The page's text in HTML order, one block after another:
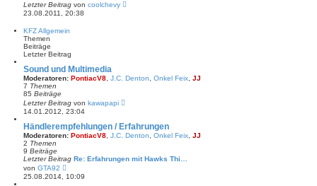
e
i
r
Letzter Beitrag von coolchevy
i
23.08.2011, 20:38
KFZ Allgemein
Themen
Beiträge
Letzter Beitrag
Sound und Multimedia
Moderatoren: PontiacV8 J.C. Denton Onkel Feix JJ
7 Themen
85 Beiträge
Letzter Beitrag von kawapapi
e
s
t
B
14.01.2012, 23:04
Händlerempfehlungen / Erfahrungen
Moderatoren: PontiacV8 J.C. Denton Onkel Feix JJ
2 Themen
9 Beiträge
Letzter Beitrag Re: Erfahrungen mit Hawks Thi…
von GTA92
e
u
25.08.2014, 10:09